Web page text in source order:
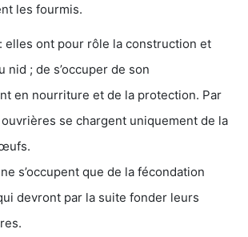
les fourmis.
elles ont pour rôle la construction et
nid ; de s’occuper de son
en nourriture et de la protection. Par
se chargent uniquement de la
s’occupent que de la fécondation
devront par la suite fonder leurs